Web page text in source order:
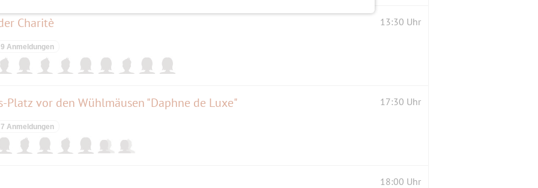
Charitè 13:30 Uhr
9 Anmeldungen
Platz vor den Wühlmäusen "Daphne de Luxe" 17:30 Uhr
7 Anmeldungen
18:00 Uhr